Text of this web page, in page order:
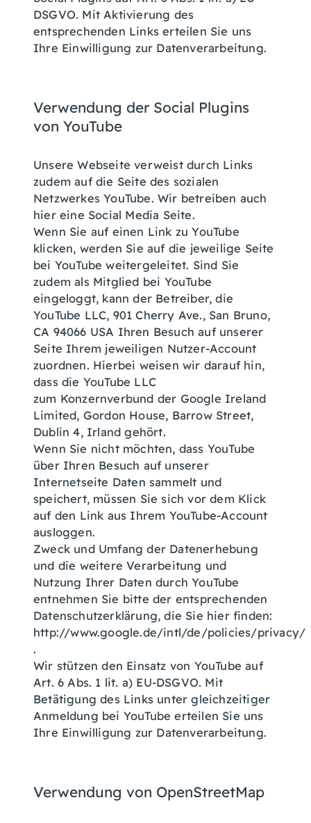
DSGVO. Mit Aktivierung des
entsprechenden Links erteilen Sie uns
Ihre Einwilligung zur Datenverarbeitung.
Verwendung der Social Plugins
von YouTube
Unsere Webseite verweist durch Links
zudem auf die Seite des sozialen
Netzwerkes YouTube. Wir betreiben auch
hier eine Social Media Seite.
Wenn Sie auf einen Link zu YouTube
klicken, werden Sie auf die jeweilige Seite
bei YouTube weitergeleitet. Sind Sie
zudem als Mitglied bei YouTube
eingeloggt, kann der Betreiber, die
YouTube LLC, 901 Cherry Ave., San Bruno,
CA 94066 USA Ihren Besuch auf unserer
Seite Ihrem jeweiligen Nutzer-Account
zuordnen. Hierbei weisen wir darauf hin,
dass die YouTube LLC
zum Konzernverbund der Google Ireland
Limited, Gordon House, Barrow Street,
Dublin 4, Irland gehört.
Wenn Sie nicht möchten, dass YouTube
über Ihren Besuch auf unserer
Internetseite Daten sammelt und
speichert, müssen Sie sich vor dem Klick
auf den Link aus Ihrem YouTube-Account
ausloggen.
Zweck und Umfang der Datenerhebung
und die weitere Verarbeitung und
Nutzung Ihrer Daten durch YouTube
entnehmen Sie bitte der entsprechenden
Datenschutzerklärung, die Sie hier finden:
http://www.google.de/intl/de/policies/privacy/
.
Wir stützen den Einsatz von YouTube auf
Art. 6 Abs. 1 lit. a) EU-DSGVO. Mit
Betätigung des Links unter gleichzeitiger
Anmeldung bei YouTube erteilen Sie uns
Ihre Einwilligung zur Datenverarbeitung.
Verwendung von OpenStreetMap